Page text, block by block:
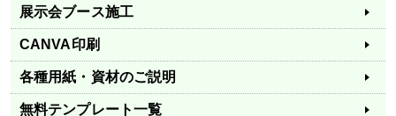
展示会ブース施工
CANVA印刷
各種用紙・資材のご説明
無料テンプレート一覧